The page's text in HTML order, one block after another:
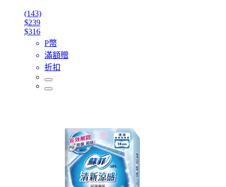
(143)
$239
$316
P幣
滿額贈
折扣